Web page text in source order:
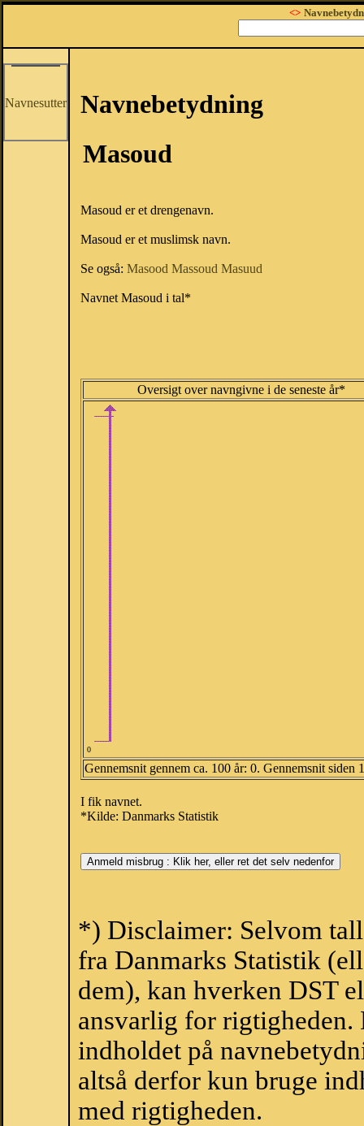
<>
Navnesutter
Navnebetydning
Masoud
Masoud er et drengenavn.
Masoud er et muslimsk navn.
Se også: Masood Massoud Masuud
Navnet Masoud i tal*
Oversigt over navngivne i de seneste år*
0
Gennemsnit gennem ca. 100 år: 0. Gennemsnit siden
I fik navnet.
*Kilde: Danmarks Statistik
*) Disclaimer: Selvom
fra Danmarks Statistik
dem), kan hverken DST
ansvarlig for
indholdet på
altså derfor kun bruge
med rigtigheden.